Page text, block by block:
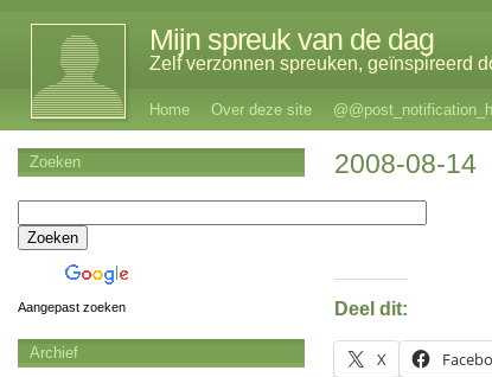
Mijn spreuk van de dag
Zelf verzonnen spreuken, geïnspireerd
Home Over deze site
2008-08-14
Deel dit:
X
Zoeken
Aangepast zoeken
Archief